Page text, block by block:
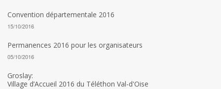
Convention départementale 2016
15/10/2016
Permanences 2016 pour les organisateurs
05/10/2016
Groslay:
Village d’Accueil 2016 du Téléthon Val-d'Oise